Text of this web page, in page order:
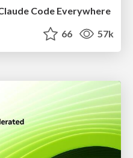
Code Everywhere
66 57k